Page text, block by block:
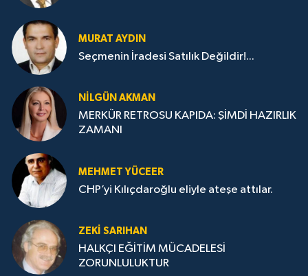
MURAT AYDIN
Seçmenin İradesi Satılık Değildir!...
NILGÜN AKMAN
MERKÜR RETROSU KAPIDA: ŞİMDİ HAZIRLIK
ZAMANI
MEHMET YÜCEER
CHP’yi Kılıçdaroğlu eliyle ateşe attılar.
ZEKI SARIHAN
HALKÇI EĞİTİM MÜCADELESİ
ZORUNLULUKTUR